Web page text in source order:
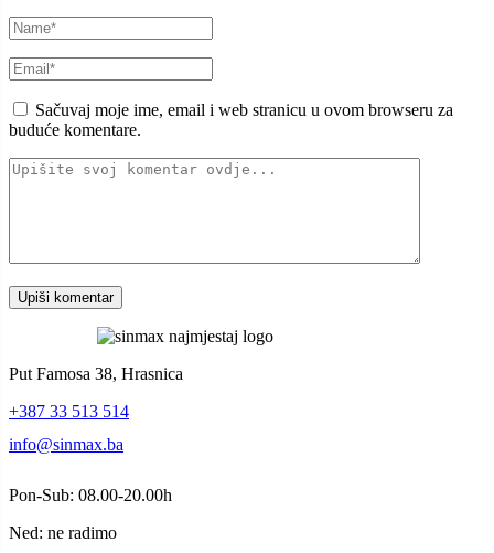
Sačuvaj moje ime, email i web stranicu u ovom browseru za
buduće komentare.
Put Famosa 38, Hrasnica
+387 33 513 514
info@sinmax.ba
Pon-Sub: 08.00-20.00h
Ned: ne radimo